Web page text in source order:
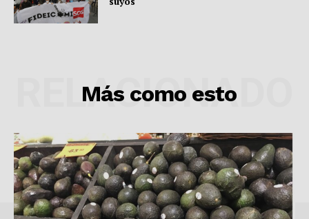
Más como esto
RELACIONADO